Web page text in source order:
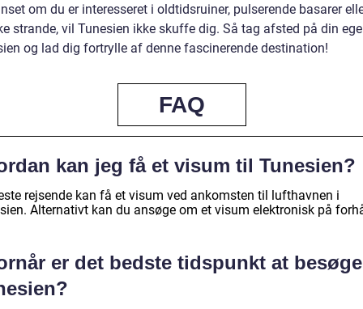
om du er interesseret i oldtidsruiner, pulserende basarer
strande, vil Tunesien ikke skuffe dig. Så tag afsted på din
og lad dig fortrylle af denne fascinerende destination!
FAQ
kan jeg få et visum til Tunesien?
rejsende kan få et visum ved ankomsten til lufthavnen i
Alternativt kan du ansøge om et visum elektronisk på
er det bedste tidspunkt at besøge